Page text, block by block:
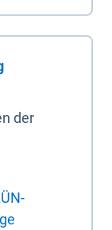
der